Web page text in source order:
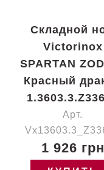
Складной
Victorinox
SPARTAN
Красный
Арт.
1 926 грн